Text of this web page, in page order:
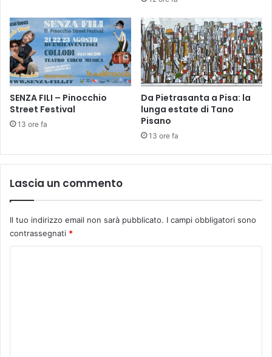
f
e
r
m
i
e
r
e
d
i
g
i
a
SENZA FILI – Pinocchio
Street Festival
13 ore fa
Da Pietrasanta a Pisa: la
lunga estate di Tano
Pisano
13 ore fa
Lascia un commento
Il tuo indirizzo email non sarà pubblicato. I campi obbligatori sono
contrassegnati *